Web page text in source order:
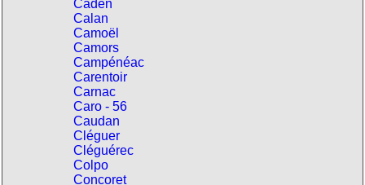
Caden
Calan
Camoël
Camors
Campénéac
Carentoir
Carnac
Caro - 56
Caudan
Cléguer
Cléguérec
Colpo
Concoret